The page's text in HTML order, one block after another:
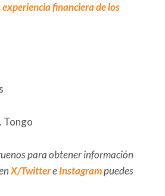
financiera de los
Tongo
para obtener información
X/TwittereInstagrampuedes